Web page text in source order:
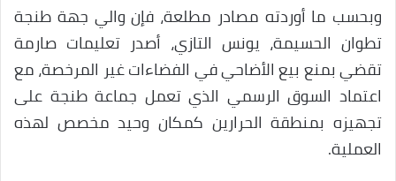
وبحسب ما أوردته مصادر مطلعة، فإن والي جهة طنجة
تطوان الحسيمة، يونس التازي، أصدر تعليمات صارمة
تقضي بمنع بيع الأضاحي في الفضاءات غير المرخصة، مع
اعتماد السوق الرسمي الذي تعمل جماعة طنجة على
تجهيزه بمنطقة الحرارين كمكان وحيد مخصص لهذه
العملية.